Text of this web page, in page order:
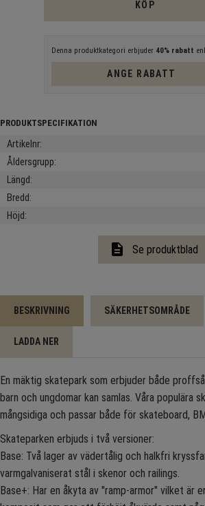
KÖP
Denna produktkategori erbjuder 40% rabatt
ANGE RABATT
Artikelnr
Åldersgrupp
Längd
Bredd
Höjd
description Se produktblad
BESKRIVNING SÄKERHETSOMRÅDE
LADDA NER
En mäktig skatepark som erbjuder både
barn och ungdomar kan samlas. Våra populära
mångsidiga och passar både för skateboard,
Skateparken erbjuds i två versioner:
Base: Två lager av vädertålig och halkfri
varmgalvaniserat stål i skenor och railings.
Base+: Har en åkyta av "ramp-armor" vilket är